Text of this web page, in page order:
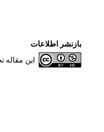
بازنشر اطلاعات
این